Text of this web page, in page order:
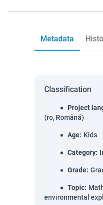
Metadata
Classification
Project
(ro, Română)
Age: Kids
Category:
Grade:
Topic:
environmental